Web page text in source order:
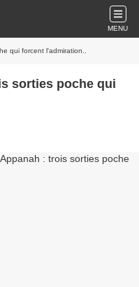
MENU
qui forcent l'admiration..
sorties poche qui